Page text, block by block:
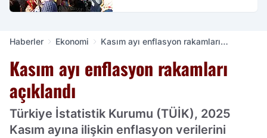
Haberler Ekonomi
Kasım ayı enflasyon rakamları
Kasım ayı enflasyon rakamları
açıklandı
Türkiye İstatistik Kurumu (TÜİK), 2025
Kasım ayına ilişkin enflasyon verilerini